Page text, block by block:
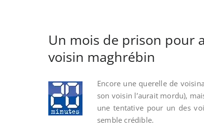
Un mois de prison pour
voisin maghrébin
Encore une querelle de
son voisin l’aurait mordu),
une tentative pour un des
semble crédible.